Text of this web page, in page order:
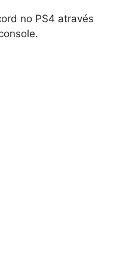
no PS4 através